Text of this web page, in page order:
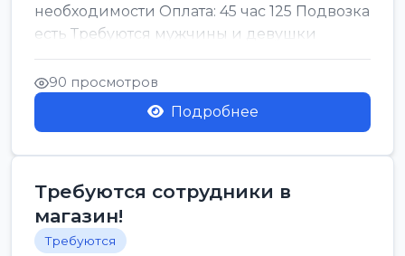
необходимости Оплата: 45 час 125 Подвозка
есть Требуются мужчины и девушки
Только официальн...
90 просмотров
Подробнее
Требуются сотрудники в
магазин!
Требуются